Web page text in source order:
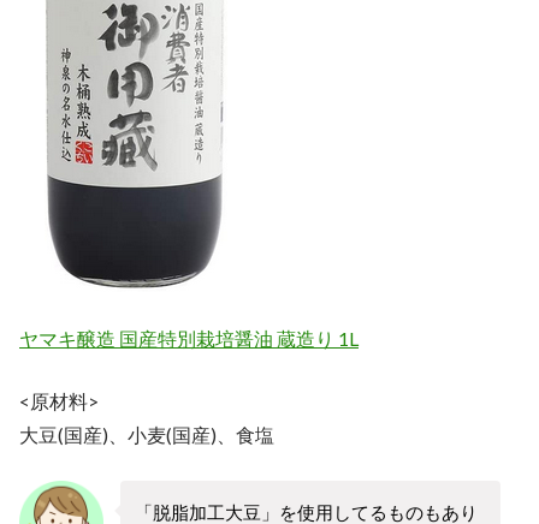
ヤマキ醸造 国産特別栽培醤油 蔵造り 1L
<原材料>
大豆(国産)、小麦(国産)、食塩
「脱脂加工大豆」を使用してるものもあり